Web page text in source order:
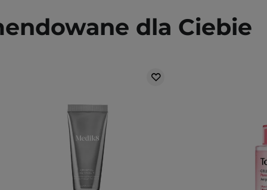
dla Ciebie